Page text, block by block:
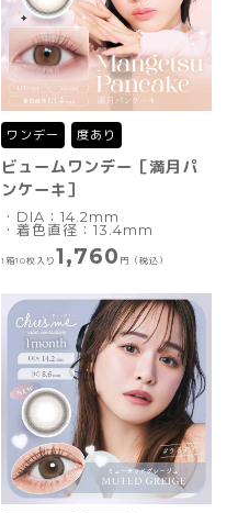
ワンデー 度あり
ビュームワンデー［満月パ
ンケーキ］
・DIA：14.2mm
・着色直径：13.4mm
1箱10枚入り 1,760 円（税込）